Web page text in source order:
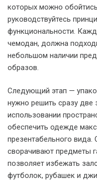
которых можно
руководствуйтесь
функциональности.
чемодан, должна
небольшом наличии
образов.
Следующий этап —
нужно решить сразу
использовании
обеспечить одежде
презентабельного вида.
сворачивают предметы
позволяет избежать
футболок, рубашек и